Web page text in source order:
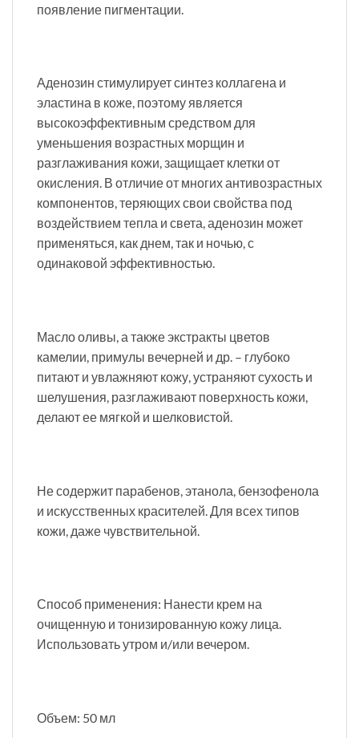
появление пигментации.
Аденозин стимулирует синтез коллагена и
эластина в коже, поэтому является
высокоэффективным средством для
уменьшения возрастных морщин и
разглаживания кожи, защищает клетки от
окисления. В отличие от многих антивозрастных
компонентов, теряющих свои свойства под
воздействием тепла и света, аденозин может
применяться, как днем, так и ночью, с
одинаковой эффективностью.
Масло оливы, а также экстракты цветов
камелии, примулы вечерней и др. – глубоко
питают и увлажняют кожу, устраняют сухость и
шелушения, разглаживают поверхность кожи,
делают ее мягкой и шелковистой.
Не содержит парабенов, этанола, бензофенола
и искусственных красителей. Для всех типов
кожи, даже чувствительной.
Способ применения: Нанести крем на
очищенную и тонизированную кожу лица.
Использовать утром и/или вечером.
Объем: 50 мл